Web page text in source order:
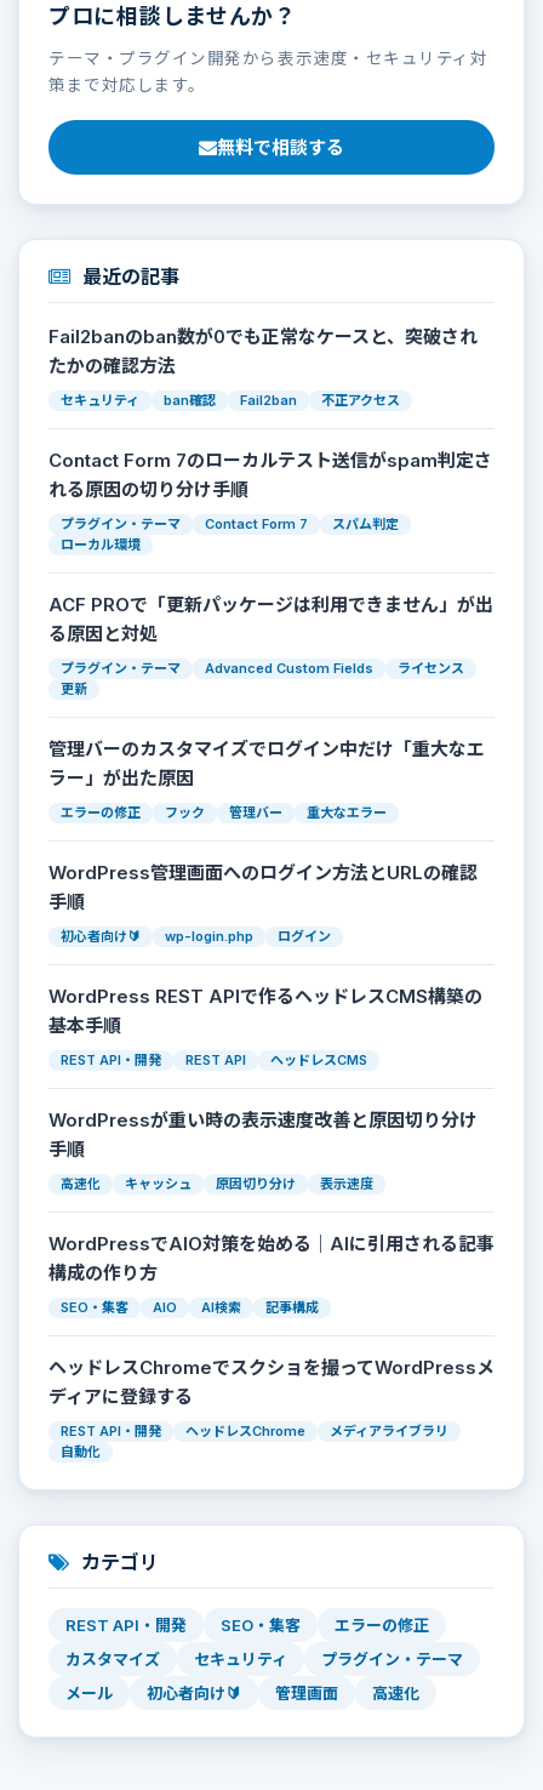
プロに相談しませんか？
テーマ・プラグイン開発から表示速度・セキュリティ対
策まで対応します。
無料で相談する
最近の記事
Fail2banのban数が0でも正常なケースと、突破され
たかの確認方法
セキュリティ ban確認 Fail2ban 不正アクセス
Contact Form 7のローカルテスト送信がspam判定さ
れる原因の切り分け手順
プラグイン・テーマ Contact Form 7
スパム判定
ローカル環境
ACF PROで「更新パッケージは利用できません」が出
る原因と対処
プラグイン・テーマ Advanced Custom Fields
ライセンス
更新
管理バーのカスタマイズでログイン中だけ「重大なエ
ラー」が出た原因
エラーの修正 フック 管理バー 重大なエラー
WordPress管理画面へのログイン方法とURLの確認
手順
初心者向け🔰 wp-login.php ログイン
WordPress REST APIで作るヘッドレスCMS構築の
基本手順
REST API・開発 REST API ヘッドレスCMS
WordPressが重い時の表示速度改善と原因切り分け
手順
高速化 キャッシュ 原因切り分け 表示速度
WordPressでAIO対策を始める｜AIに引用される記事
構成の作り方
SEO・集客 AIO AI検索 記事構成
ヘッドレスChromeでスクショを撮ってWordPressメ
ディアに登録する
REST API・開発 ヘッドレスChrome
メディアライブラリ
自動化
カテゴリ
REST API・開発 SEO・集客
エラーの修正
カスタマイズ
セキュリティ
プラグイン・テーマ
メール
初心者向け🔰 管理画面 高速化